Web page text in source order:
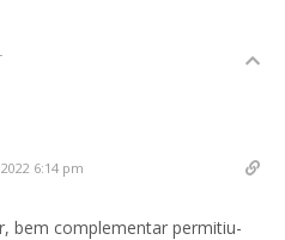
6:14 pm
bem complementar permitiu-